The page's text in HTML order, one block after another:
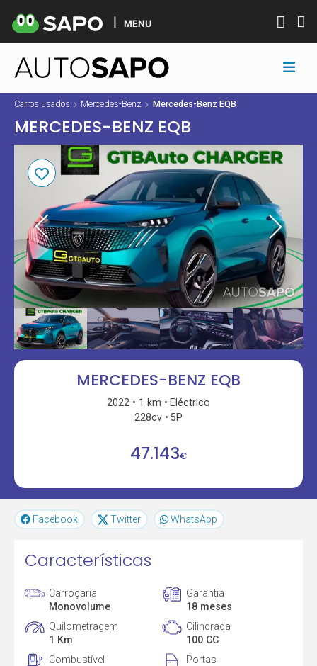
MENU
Carros usados Mercedes-Benz Mercedes-Benz EQB
MERCEDES-BENZ EQB
MERCEDES-BENZ EQB
2022 1 km
Eléctrico
228cv
5P
47.143€
Facebook Twitter WhatsApp
Características
Carroçaria
Monovolume
Garantia
18 meses
Quilometragem
1 Km
Cilindrada
100 CC
Combustível
Portas